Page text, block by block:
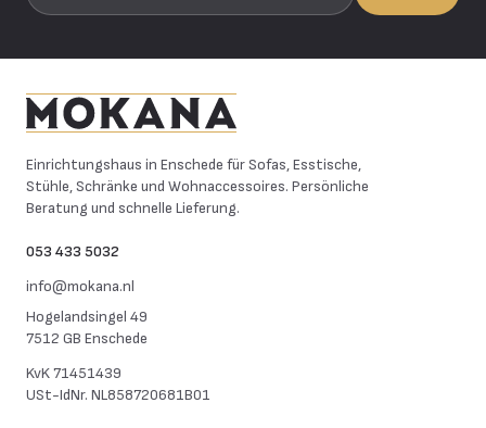
Einrichtungshaus in Enschede für Sofas, Esstische,
Stühle, Schränke und Wohnaccessoires. Persönliche
Beratung und schnelle Lieferung.
053 433 5032
info@mokana.nl
Hogelandsingel 49
7512 GB Enschede
KvK71451439
USt-IdNr. NL858720681B01